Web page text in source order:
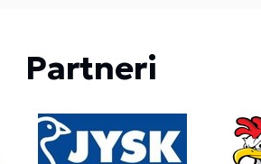
Partneri